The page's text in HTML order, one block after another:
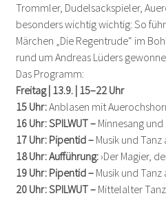
Trommler, Dudelsackspieler,
besonders wichtig wichtig: So
Märchen „Die Regentrude“ im
rund um Andreas Lüders
Das Programm:
Freitag | 13.9. | 15–22 Uhr
15 Uhr: Anblasen mit
16 Uhr: SPILWUT – Minnesang
17 Uhr: Pipentid – Musik und
18 Uhr: Aufführung: ›Der Magier,
19 Uhr: Pipentid – Musik und
20 Uhr: SPILWUT – Mittelalter